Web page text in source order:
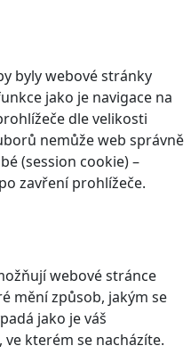
byly webové stránky
jako je navigace na
dle velikosti
nemůže web správně
(session cookie) –
zavření prohlížeče.
webové stránce
mění způsob, jakým se
jako je váš
kterém se nacházíte.